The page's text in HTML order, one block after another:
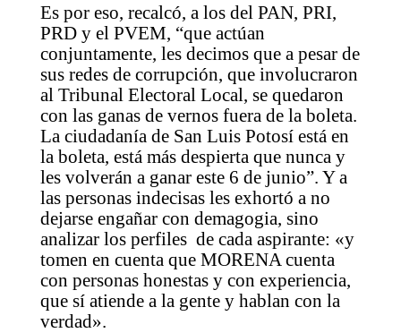
Es por eso, recalcó, a los del PAN, PRI,
PRD y el PVEM, “que actúan
conjuntamente, les decimos que a pesar de
sus redes de corrupción, que involucraron
al Tribunal Electoral Local, se quedaron
con las ganas de vernos fuera de la boleta.
La ciudadanía de San Luis Potosí está en
la boleta, está más despierta que nunca y
les volverán a ganar este 6 de junio”. Y a
las personas indecisas les exhortó a no
dejarse engañar con demagogia, sino
analizar los perfiles de cada aspirante: «y
tomen en cuenta que MORENA cuenta
con personas honestas y con experiencia,
que sí atiende a la gente y hablan con la
verdad».